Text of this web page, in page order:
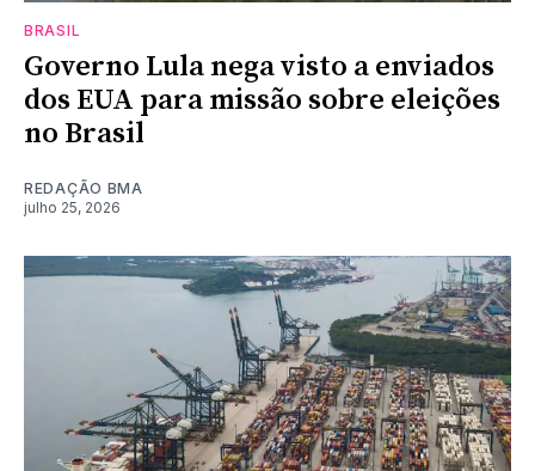
BRASIL
Governo Lula nega visto a enviados
dos EUA para missão sobre eleições
no Brasil
REDAÇÃO BMA
julho 25, 2026